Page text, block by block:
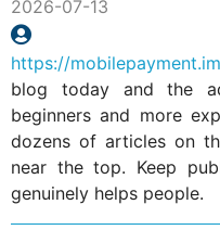
2026-07-13
https://
blog today and the
beginners and more
dozens of articles on
near the top. Keep
genuinely helps people.